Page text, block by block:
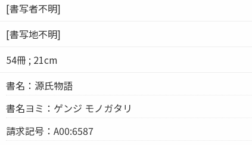
[書写者不明]
[書写地不明]
54冊 ; 21cm
書名：源氏物語
書名ヨミ：ゲンジ モノガタリ
請求記号：A00:6587